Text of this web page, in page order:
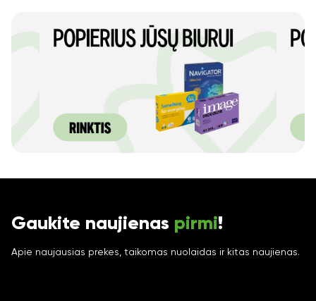
Gaukite naujienas pirmi!
Apie naujausias prekes, taikomas nuolaidas ir kitas naujienas.